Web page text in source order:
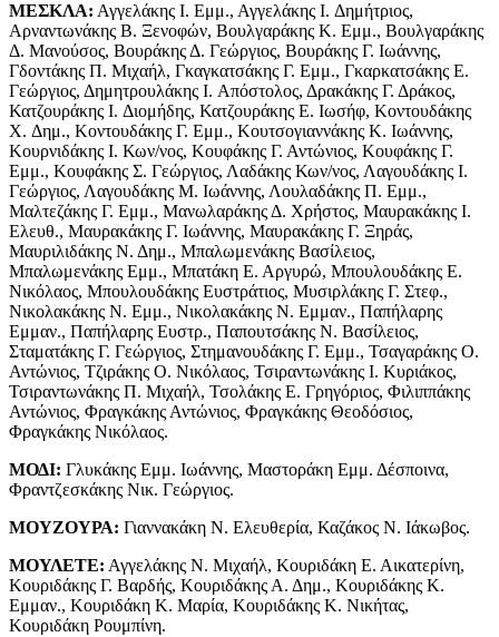
ΜΕΣΚΛΑ: Αγγελάκης I. Εμμ., Αγγελάκης I. Δημήτριος,
Αρναντωνάκης Β. Ξενοφών, Βουλγαράκης Κ. Εμμ., Βουλγαράκης
Δ. Μανούσος, Βουράκης Δ. Γεώργιος, Βουράκης Γ. Ιωάννης,
Γδοντάκης Π. Μιχαήλ, Γκαγκατσάκης Γ. Εμμ., Γκαρκατσάκης Ε.
Γεώργιος, Δημητρουλάκης I. Απόστολος, Δρακάκης Γ. Δράκος,
Κατζουράκης I. Διομήδης, Κατζουράκης Ε. Ιωσήφ, Κοντουδάκης
X. Δημ., Κοντουδάκης Γ. Εμμ., Κουτσογιαννάκης Κ. Ιωάννης,
Κουρνιδάκης I. Κων/νος, Κουφάκης Γ. Αντώνιος, Κουφάκης Γ.
Εμμ., Κουφάκης Σ. Γεώργιος, Λαδάκης Κων/νος, Λαγουδάκης I.
Γεώργιος, Λαγουδάκης Μ. Ιωάννης, Λουλαδάκης Π. Εμμ.,
Μαλτεζάκης Γ. Εμμ., Μανωλαράκης Δ. Χρήστος, Μαυρακάκης I.
Ελευθ., Μαυρακάκης Γ. Ιωάννης, Μαυρακάκης Γ. Ξηράς,
Μαυριλιδάκης Ν. Δημ., Μπαλωμενάκης Βασίλειος,
Μπαλωμενάκης Εμμ., Μπατάκη Ε. Αργυρώ, Μπουλουδάκης Ε.
Νικόλαος, Μπουλουδάκης Ευστράτιος, Μυσιρλάκης Γ. Στεφ.,
Νικολακάκης Ν. Εμμ., Νικολακάκης Ν. Εμμαν., Παπήλαρης
Εμμαν., Παπήλαρης Ευστρ., Παπουτσάκης Ν. Βασίλειος,
Σταματάκης Γ. Γεώργιος, Στημανουδάκης Γ. Εμμ., Τσαγαράκης Ο.
Αντώνιος, Τζιράκης Ο. Νικόλαος, Τσιραντωνάκης I. Κυριάκος,
Τσιραντωνάκης Π. Μιχαήλ, Τσολάκης Ε. Γρηγόριος, Φιλιππάκης
Αντώνιος, Φραγκάκης Αντώνιος, Φραγκάκης Θεοδόσιος,
Φραγκάκης Νικόλαος.
ΜΟΔΙ: Γλυκάκης Εμμ. Ιωάννης, Μαστοράκη Εμμ. Δέσποινα,
Φραντζεσκάκης Νικ. Γεώργιος.
ΜΟΥΖΟΥΡΑ: Γιαννακάκη Ν. Ελευθερία, Καζάκος Ν. Ιάκωβος.
ΜΟΥΛΕΤΕ: Αγγελάκης Ν. Μιχαήλ, Κουριδάκη Ε. Αικατερίνη,
Κουριδάκης Γ. Βαρδής, Κουριδάκης Α. Δημ., Κουριδάκης Κ.
Εμμαν., Κουριδάκη Κ. Μαρία, Κουριδάκης Κ. Νικήτας,
Κουριδάκη Ρουμπίνη.